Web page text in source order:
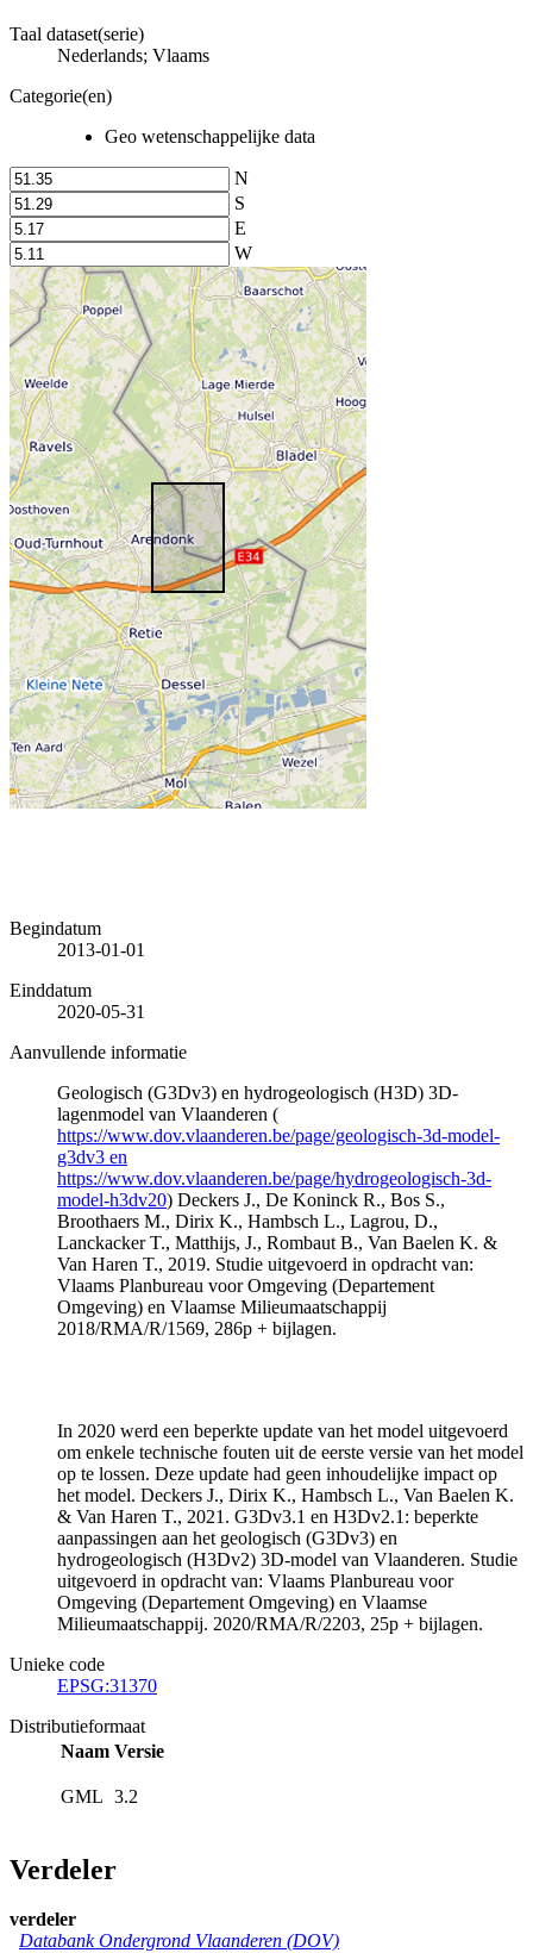
Taal dataset(serie)
Nederlands; Vlaams
Categorie(en)
Geo wetenschappelijke data
N
S
E
W
Begindatum
2013-01-01
Einddatum
2020-05-31
Aanvullende informatie
Geologisch (G3Dv3) en hydrogeologisch (H3D) 3D-
lagenmodel van Vlaanderen (
https://www.dov.vlaanderen.be/page/geologisch-3d-model-
g3dv3 en
https://www.dov.vlaanderen.be/page/hydrogeologisch-3d-
model-h3dv20) Deckers J., De Koninck R., Bos S.,
Broothaers M., Dirix K., Hambsch L., Lagrou, D.,
Lanckacker T., Matthijs, J., Rombaut B., Van Baelen K. &
Van Haren T., 2019. Studie uitgevoerd in opdracht van:
Vlaams Planbureau voor Omgeving (Departement
Omgeving) en Vlaamse Milieumaatschappij
2018/RMA/R/1569, 286p + bijlagen.
In 2020 werd een beperkte update van het model uitgevoerd
om enkele technische fouten uit de eerste versie van het model
op te lossen. Deze update had geen inhoudelijke impact op
het model. Deckers J., Dirix K., Hambsch L., Van Baelen K.
& Van Haren T., 2021. G3Dv3.1 en H3Dv2.1: beperkte
aanpassingen aan het geologisch (G3Dv3) en
hydrogeologisch (H3Dv2) 3D-model van Vlaanderen. Studie
uitgevoerd in opdracht van: Vlaams Planbureau voor
Omgeving (Departement Omgeving) en Vlaamse
Milieumaatschappij. 2020/RMA/R/2203, 25p + bijlagen.
Unieke code
EPSG:31370
Distributieformaat
Naam Versie
GML 3.2
Verdeler
verdeler
Databank Ondergrond Vlaanderen (DOV)